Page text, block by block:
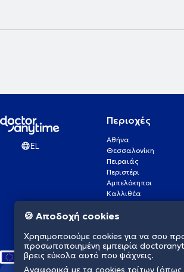
EL
Περιοχές
Αθήνα
Θεσσαλονίκη
Πειραιάς
Περιστέρι
Αμπελόκηποι
Καλλιθέα
Πάτρα
Γλυφάδα
Νέα Σμύρνη
🍪 Αποδοχή cookies
Χρησιμοποιούμε cookies για να σου
προσωποποιημένη εμπειρία
βρεις εύκολα αυτό που ψάχνεις.
Αναφορικά με τα cookies τρίτων